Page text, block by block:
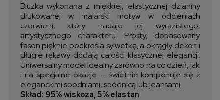
Bluzka wykonana z miękkiej, elastycznej dzianiny
drukowanej w malarski motyw w odcieniach
czerwieni, który nadaje jej wyrazistego,
artystycznego charakteru. Prosty, dopasowany
fason pięknie podkreśla sylwetkę, a okrągły dekolt i
długie rękawy dodają całości klasycznej elegancji.
Uniwersalny model idealny zarówno na co dzień, jak
i na specjalne okazje — świetnie komponuje się z
eleganckimi spodniami, spódnicą lub jeansami.
Skład: 95% wiskoza, 5% elastan